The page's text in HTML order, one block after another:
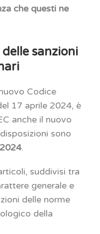
che questi ne
sanzioni
Codice
17 aprile 2024, è
anche il nuovo
sono
.
suddivisi tra
generale e
delle norme
della